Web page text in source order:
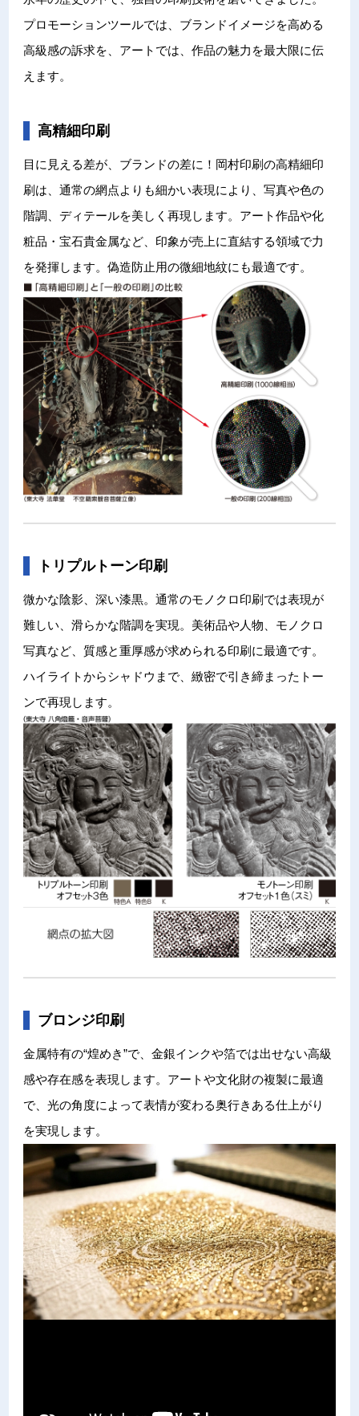
プロモーションツールでは、ブランドイメージを高める
高級感の訴求を、アートでは、作品の魅力を最大限に伝
えます。
高精細印刷
目に見える差が、ブランドの差に！岡村印刷の高精細印
刷は、通常の網点よりも細かい表現により、写真や色の
階調、ディテールを美しく再現します。アート作品や化
粧品・宝石貴金属など、印象が売上に直結する領域で力
を発揮します。偽造防止用の微細地紋にも最適です。
トリプルトーン印刷
微かな陰影、深い漆黒。通常のモノクロ印刷では表現が
難しい、滑らかな階調を実現。美術品や人物、モノクロ
写真など、質感と重厚感が求められる印刷に最適です。
ハイライトからシャドウまで、緻密で引き締まったトー
ンで再現します。
ブロンジ印刷
金属特有の“煌めき”で、金銀インクや箔では出せない高級
感や存在感を表現します。アートや文化財の複製に最適
で、光の角度によって表情が変わる奥行きある仕上がり
を実現します。